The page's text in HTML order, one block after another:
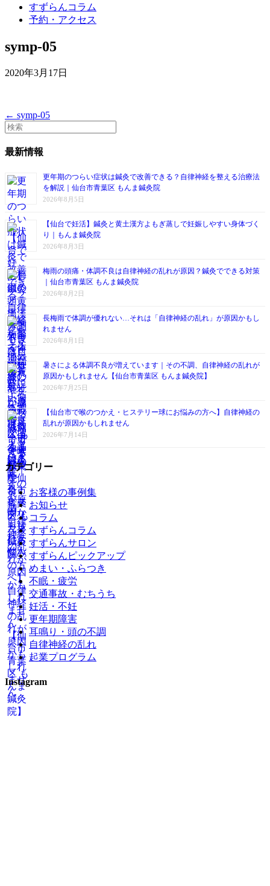
すずらんコラム
予約・アクセス
symp-05
2020年3月17日
← symp-05
最新情報
更年期のつらい症状は鍼灸で改善できる？自律神経を整える治療法
を解説｜仙台市青葉区 もんま鍼灸院
2026年8月5日
【仙台で妊活】鍼灸と黄土漢方よもぎ蒸しで妊娠しやすい身体づく
り｜もんま鍼灸院
2026年8月3日
梅雨の頭痛・体調不良は自律神経の乱れが原因？鍼灸でできる対策
｜仙台市青葉区 もんま鍼灸院
2026年8月2日
長梅雨で体調が優れない…それは「自律神経の乱れ」が原因かもし
れません
2026年8月1日
暑さによる体調不良が増えています｜その不調、自律神経の乱れが
原因かもしれません【仙台市青葉区 もんま鍼灸院】
2026年7月25日
【仙台市で喉のつかえ・ヒステリー球にお悩みの方へ】自律神経の
乱れが原因かもしれません
2026年7月14日
カテゴリー
お客様の事例集
お知らせ
コラム
すずらんコラム
すずらんサロン
すずらんピックアップ
めまい・ふらつき
不眠・疲労
交通事故・むちうち
妊活・不妊
更年期障害
耳鳴り・頭の不調
自律神経の乱れ
起業プログラム
Instagram